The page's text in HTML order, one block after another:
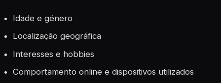
Idade e género
Localização geográfica
Interesses e hobbies
Comportamento online e dispositivos utilizados